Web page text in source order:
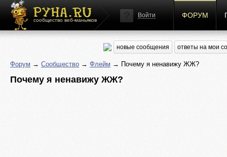
сообщество веб-маньяков
Войти ФОРУМ
новые сообщения ответы на мои
Форум → Сообщество → Флейм → Почему я ненавижу ЖЖ?
Почему я ненавижу ЖЖ?